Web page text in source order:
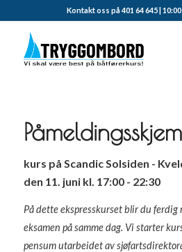
Kontakt oss på 401 64 645 |
kurs på Scandic Solsiden -
den 11. juni kl. 17:00 - 22:30
På dette ekspresskurset blir du ferdig
eksamen på samme dag. Vi starter
pensum utarbeidet av